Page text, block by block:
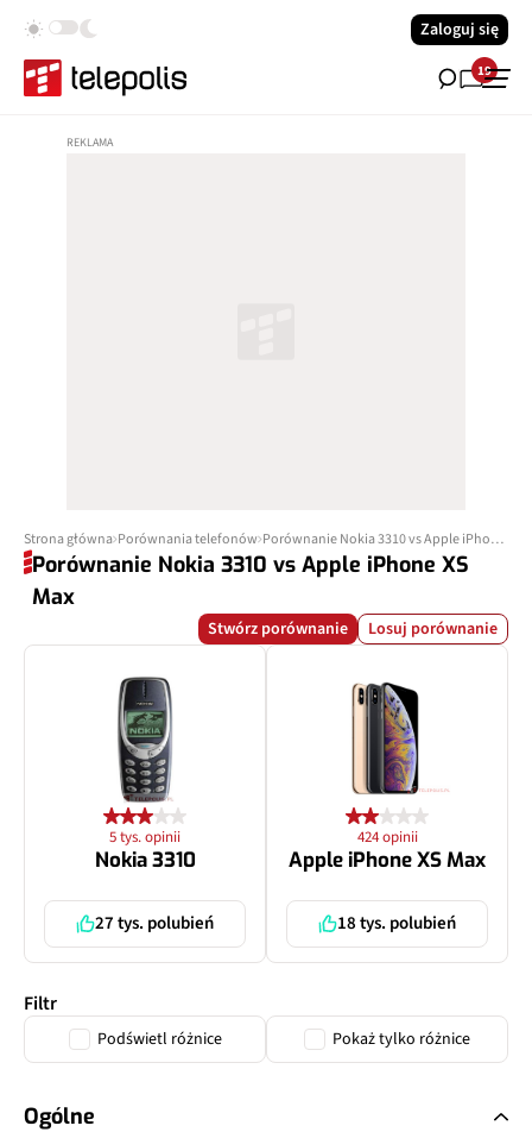
Zaloguj się
19
Strona główna Porównania telefonów Porównanie Nokia 3310 vs Apple iPhone XS Max
Porównanie Nokia 3310 vs Apple iPhone XS
Max
Stwórz porównanie Losuj porównanie
5 tys. opinii
Nokia 3310
27 tys. polubień
424 opinii
Apple iPhone XS Max
18 tys. polubień
Filtr
Podświetl różnice Pokaż tylko różnice
Ogólne